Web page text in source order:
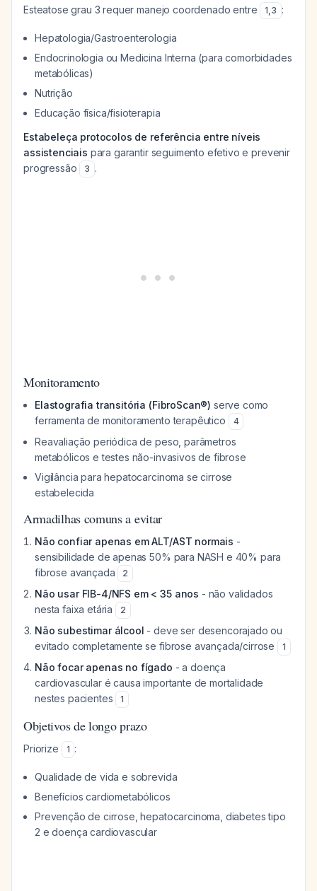
Esteatose grau 3 requer manejo coordenado entre 1,3 :
Hepatologia/Gastroenterologia
Endocrinologia ou Medicina Interna (para comorbidades
metabólicas)
Nutrição
Educação física/fisioterapia
Estabeleça protocolos de referência entre níveis
assistenciais para garantir seguimento efetivo e prevenir
progressão
3 .
Monitoramento
Elastografia transitória (FibroScan®) serve como
ferramenta de monitoramento terapêutico
4
Reavaliação periódica de peso, parâmetros
metabólicos e testes não-invasivos de fibrose
Vigilância para hepatocarcinoma se cirrose
estabelecida
Armadilhas comuns a evitar
Não confiar apenas em ALT/AST normais -
sensibilidade de apenas 50% para NASH e 40% para
fibrose avançada
2
Não usar FIB-4/NFS em < 35 anos - não validados
nesta faixa etária
2
Não subestimar álcool - deve ser desencorajado ou
evitado completamente se fibrose avançada/cirrose
1
Não focar apenas no fígado - a doença
cardiovascular é causa importante de mortalidade
nestes pacientes
1
Objetivos de longo prazo
Priorize 1 :
Qualidade de vida e sobrevida
Benefícios cardiometabólicos
Prevenção de cirrose, hepatocarcinoma, diabetes tipo
2 e doença cardiovascular